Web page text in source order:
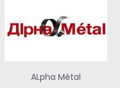
ALpha Métal